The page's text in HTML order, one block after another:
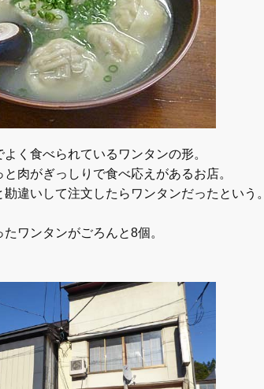
く食べられているワンタンの形。
肉がぎっしりで食べ応えがあるお店。
違いして注文したらワンタンだったという。
ワンタンがごろんと8個。